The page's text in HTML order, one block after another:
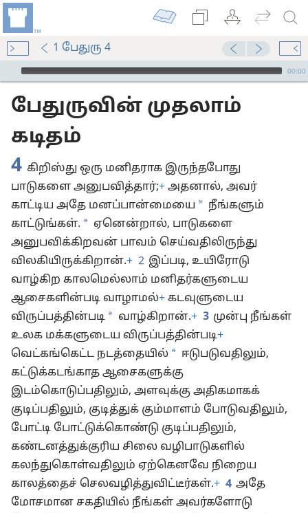
1 பேதுரு 4
Audio Player
00:00
பேதுருவின் முதலாம்
கடிதம்
4 கிறிஸ்து ஒரு மனிதராக இருந்தபோது
பாடுகளை அனுபவித்தார்;+ அதனால், அவர்
காட்டிய அதே மனப்பான்மையை * நீங்களும்
காட்டுங்கள். * ஏனென்றால், பாடுகளை
அனுபவிக்கிறவன் பாவம் செய்வதிலிருந்து
விலகியிருக்கிறான்.+ 2 இப்படி, உயிரோடு
வாழ்கிற காலமெல்லாம் மனிதர்களுடைய
ஆசைகளின்படி வாழாமல்+ கடவுளுடைய
விருப்பத்தின்படி * வாழ்கிறான்.+ 3 முன்பு நீங்கள்
உலக மக்களுடைய விருப்பத்தின்படி+
வெட்கங்கெட்ட நடத்தையில் * ஈடுபடுவதிலும்,
கட்டுக்கடங்காத ஆசைகளுக்கு
இடம்கொடுப்பதிலும், அளவுக்கு அதிகமாகக்
குடிப்பதிலும், குடித்துக் கும்மாளம் போடுவதிலும்,
போட்டி போட்டுக்கொண்டு குடிப்பதிலும்,
கண்டனத்துக்குரிய சிலை வழிபாடுகளில்
கலந்துகொள்வதிலும் ஏற்கெனவே நிறைய
காலத்தைச் செலவழித்துவிட்டீர்கள்.+ 4 அதே
மோசமான சகதியில் நீங்கள் அவர்களோடு